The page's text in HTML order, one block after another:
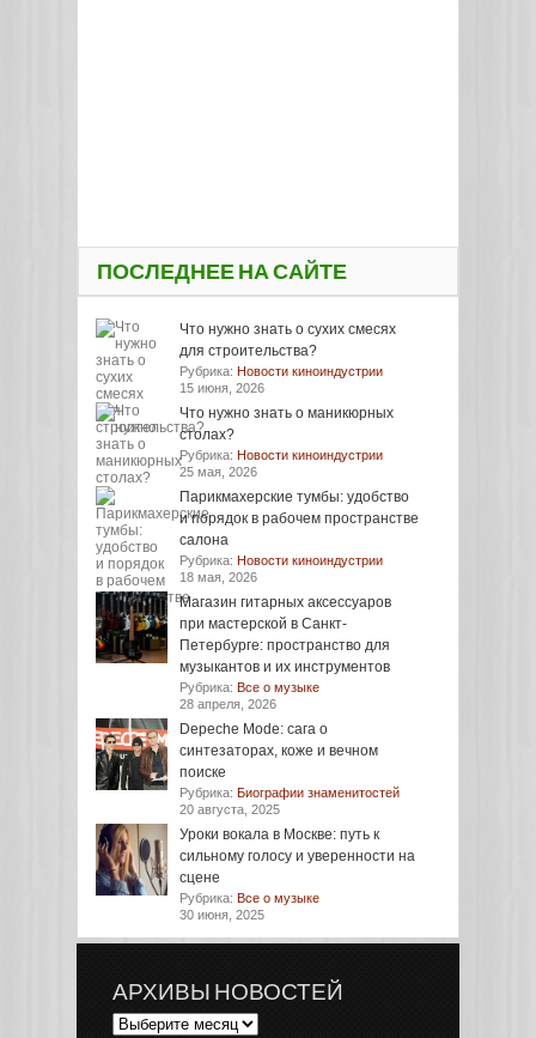
ПОСЛЕДНЕЕ НА САЙТЕ
Что нужно знать о сухих смесях
для строительства?
Рубрика: Новости киноиндустрии
15 июня, 2026
Что нужно знать о маникюрных
столах?
Рубрика: Новости киноиндустрии
25 мая, 2026
Парикмахерские тумбы: удобство
и порядок в рабочем пространстве
салона
Рубрика: Новости киноиндустрии
18 мая, 2026
Магазин гитарных аксессуаров
при мастерской в Санкт-
Петербурге: пространство для
музыкантов и их инструментов
Рубрика: Все о музыке
28 апреля, 2026
Depeche Mode: сага о
синтезаторах, коже и вечном
поиске
Рубрика: Биографии знаменитостей
20 августа, 2025
Уроки вокала в Москве: путь к
сильному голосу и уверенности на
сцене
Рубрика: Все о музыке
30 июня, 2025
АРХИВЫ НОВОСТЕЙ